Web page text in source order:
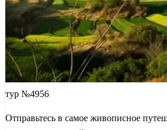
тур №4956
Отправьтесь в самое живописное